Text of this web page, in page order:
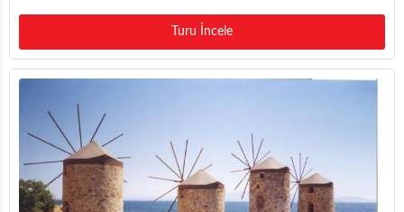
Turu İncele